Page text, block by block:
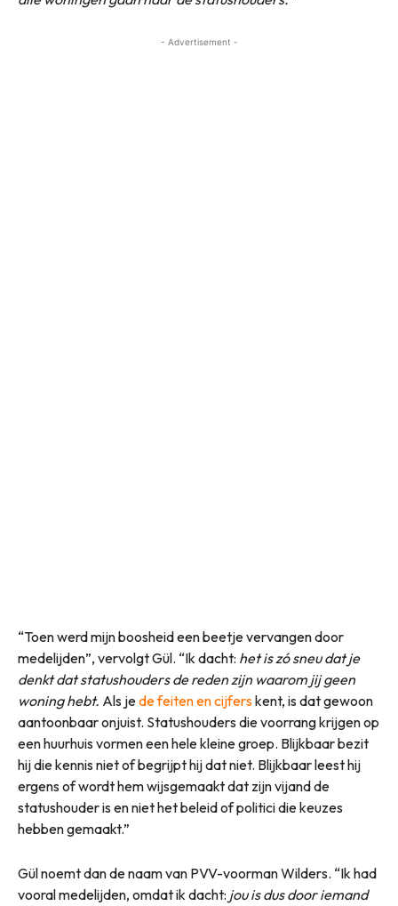
- Advertisement -
“Toen werd mijn boosheid een beetje vervangen door
medelijden”, vervolgt Gül. “Ik dacht: het is zó sneu dat je
denkt dat statushouders de reden zijn waarom jij geen
woning hebt. Als jede feiten en cijferskent, is dat gewoon
aantoonbaar onjuist. Statushouders die voorrang krijgen op
een huurhuis vormen een hele kleine groep. Blijkbaar bezit
hij die kennis niet of begrijpt hij dat niet. Blijkbaar leest hij
ergens of wordt hem wijsgemaakt dat zijn vijand de
statushouder is en niet het beleid of politici die keuzes
hebben gemaakt.”
Gül noemt dan de naam van PVV-voorman Wilders. “Ik had
vooral medelijden, omdat ik dacht: jou is dus door iemand